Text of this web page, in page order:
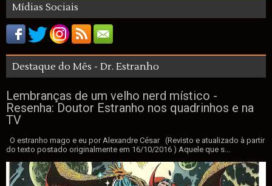
Mídias Sociais
Destaque do Mês - Dr. Estranho
Lembranças de um velho nerd místico -
Resenha: Doutor Estranho nos quadrinhos e na
TV
O estranho mago e eu por Alexandre César (Revisto e atualizado à partir
do texto postado originalmente em 16/10/2016 ) Aquele que s...